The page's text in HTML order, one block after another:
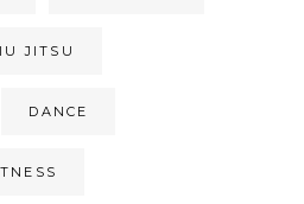
JITSU
DANCE